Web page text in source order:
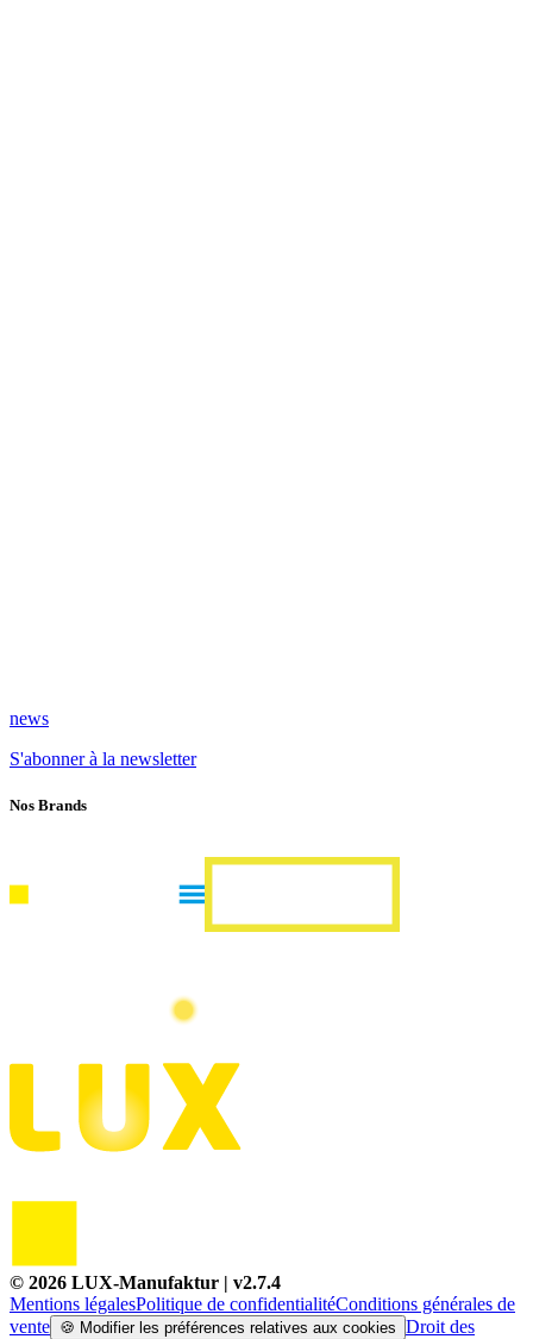
news
S'abonner à la newsletter
Nos Brands
© 2026 LUX-Manufaktur | v2.7.4
Mentions légalesPolitique de confidentialitéConditions générales de
vente 🍪 Modifier les préférences relatives aux cookies Droit des